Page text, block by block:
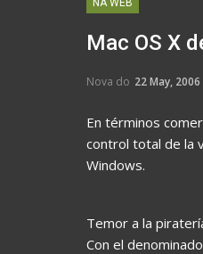
NA WEB
Mac OS X
Nova do 22 May, 2006
En términos
control total de la
Windows.
Temor a la
Con el